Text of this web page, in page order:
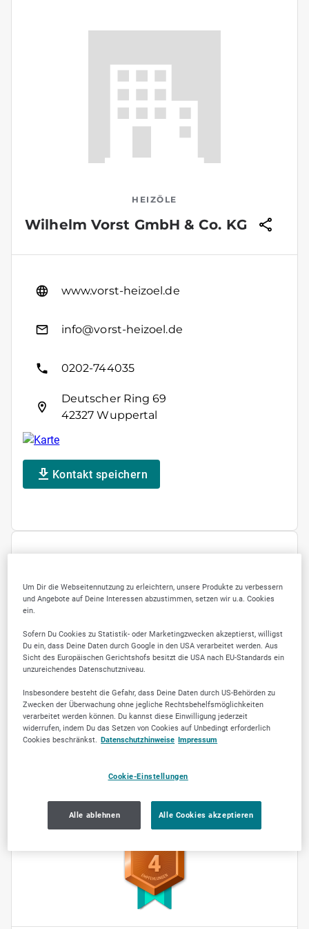
HEIZÖLE
Wilhelm Vorst GmbH & Co. KG
www.vorst-heizoel.de
info@vorst-heizoel.de
0202-744035
Deutscher Ring 69
42327 Wuppertal
Kontakt speichern
Montag 08:00-17:00
Mittwoch
08:00-17:00
Donnerstag
Freitag
08:00-16:00
Samstag
geschlossen
Sonntag
geschlossen
4
Um Dir die Webseitennutzung zu erleichtern, unsere Produkte zu verbessern
und Angebote auf Deine Interessen abzustimmen, setzen wir u.a. Cookies
ein.
Sofern Du Cookies zu Statistik- oder Marketingzwecken akzeptierst, willigst
Du ein, dass Deine Daten durch Google in den USA verarbeitet werden. Aus
Sicht des Europäischen Gerichtshofs besitzt die USA nach EU-Standards ein
unzureichendes Datenschutzniveau.
Insbesondere besteht die Gefahr, dass Deine Daten durch US-Behörden zu
Zwecken der Überwachung ohne jegliche Rechtsbehelfsmöglichkeiten
verarbeitet werden können. Du kannst diese Einwilligung jederzeit
widerrufen, indem Du das Setzen von Cookies auf Unbedingt erforderlich
Cookies beschränkst. Datenschutzhinweise Impressum
Cookie-Einstellungen
Alle ablehnen Alle Cookies akzeptieren